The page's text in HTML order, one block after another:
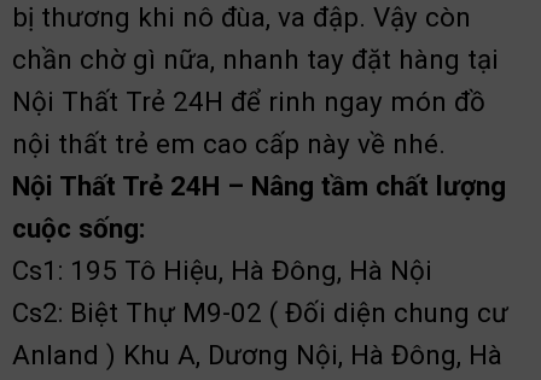
bị thương khi nô đùa, va đập. Vậy còn
chần chờ gì nữa, nhanh tay đặt hàng tại
Nội Thất Trẻ 24H để rinh ngay món đồ
nội thất trẻ em cao cấp này về nhé.
Nội Thất Trẻ 24H – Nâng tầm chất lượng
cuộc sống:
Cs1: 195 Tô Hiệu, Hà Đông, Hà Nội
Cs2: Biệt Thự M9-02 ( Đối diện chung cư
Anland ) Khu A, Dương Nội, Hà Đông, Hà